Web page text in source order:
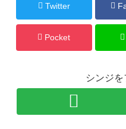
Twitter
Pocket
シンジ